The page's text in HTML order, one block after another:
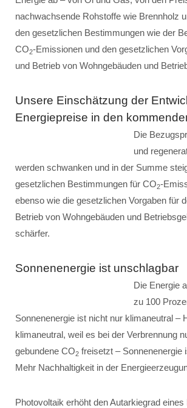
nachwachsende Rohstoffe wie Brennholz
den gesetzlichen Bestimmungen wie der
CO2-Emissionen und den gesetzlichen
und Betrieb von Wohngebäuden und
Unsere Einschätzung der
Energiepreise in den
Die
und
werden schwanken und in der Summe
gesetzlichen Bestimmungen für CO2-
ebenso wie die gesetzlichen Vorgaben für
Betrieb von Wohngebäuden und
schärfer.
Sonnenenergie ist unschlagbar
Die Energie
zu 100
Sonnenenergie ist nicht nur klimaneutral –
klimaneutral, weil es bei der Verbrennung
gebundene CO2 freisetzt – Sonnenenergie
Mehr Nachhaltigkeit in der
Photovoltaik erhöht den Autarkiegrad eines